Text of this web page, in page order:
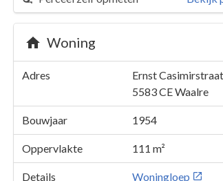
Woning
Adres
Ernst
5583 CEWaalre
Bouwjaar 1954
Oppervlakte 111 m²
Details Woningloep